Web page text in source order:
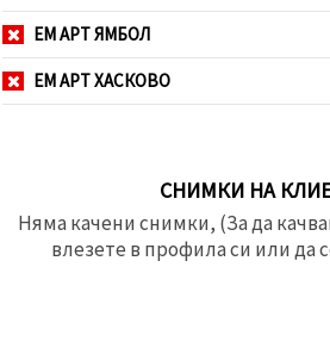
ЕМ АРТ ЯМБОЛ
ЕМ АРТ ХАСКОВО
СНИМКИ НА
Няма качени снимки, (За да
влезете в профила си или да